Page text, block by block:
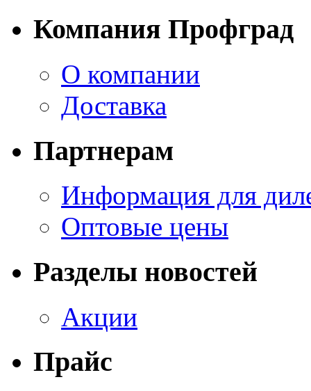
Компания Профград
О компании
Доставка
Партнерам
Информация для
Оптовые цены
Разделы новостей
Акции
Прайс